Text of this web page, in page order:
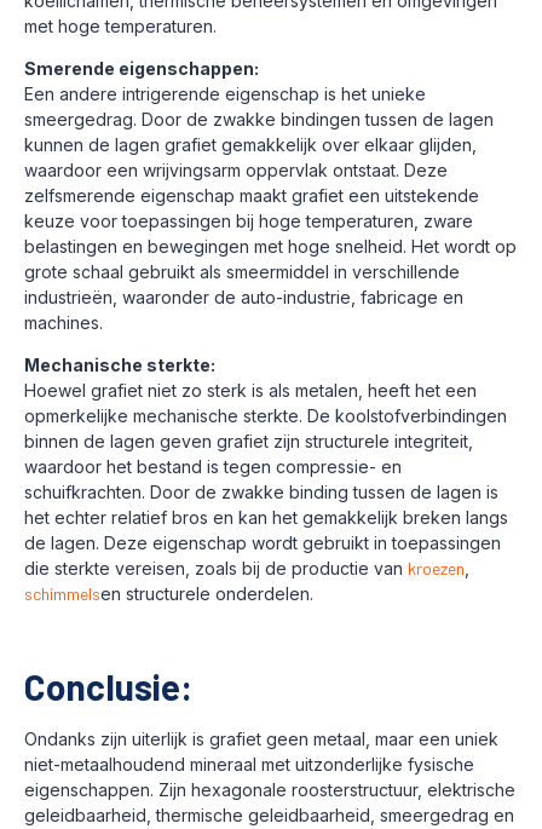
met hoge temperaturen.
Smerende eigenschappen:
Een andere intrigerende eigenschap is het unieke
smeergedrag. Door de zwakke bindingen tussen de lagen
kunnen de lagen grafiet gemakkelijk over elkaar glijden,
waardoor een wrijvingsarm oppervlak ontstaat. Deze
zelfsmerende eigenschap maakt grafiet een uitstekende
keuze voor toepassingen bij hoge temperaturen, zware
belastingen en bewegingen met hoge snelheid. Het wordt op
grote schaal gebruikt als smeermiddel in verschillende
industrieën, waaronder de auto-industrie, fabricage en
machines.
Mechanische sterkte:
Hoewel grafiet niet zo sterk is als metalen, heeft het een
opmerkelijke mechanische sterkte. De koolstofverbindingen
binnen de lagen geven grafiet zijn structurele integriteit,
waardoor het bestand is tegen compressie- en
schuifkrachten. Door de zwakke binding tussen de lagen is
het echter relatief bros en kan het gemakkelijk breken langs
de lagen. Deze eigenschap wordt gebruikt in toepassingen
die sterkte vereisen, zoals bij de productie van kroezen
schimmelsen structurele onderdelen.
Conclusie:
Ondanks zijn uiterlijk is grafiet geen metaal, maar een uniek
niet-metaalhoudend mineraal met uitzonderlijke fysische
eigenschappen. Zijn hexagonale roosterstructuur, elektrische
geleidbaarheid, thermische geleidbaarheid, smeergedrag en